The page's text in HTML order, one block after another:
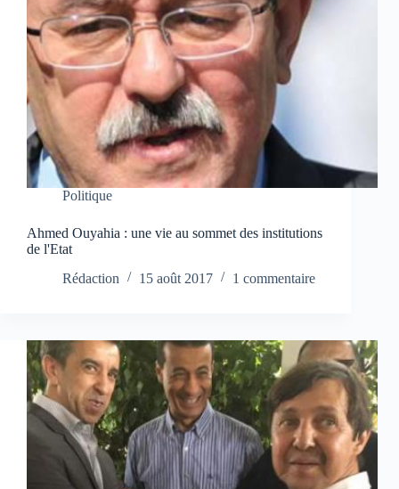
Politique
Ahmed Ouyahia : une vie au sommet des institutions
de l'Etat
Rédaction
15 août 2017 1 commentaire